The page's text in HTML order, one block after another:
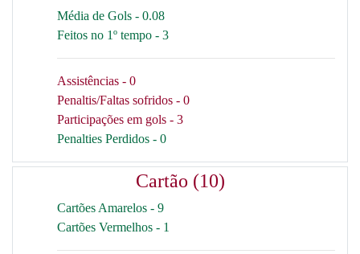
Média de Gols - 0.08
Feitos no 1º tempo - 3
Assistências - 0
Penaltis/Faltas sofridos - 0
Participações em gols - 3
Penalties Perdidos - 0
Cartão (10)
Cartões Amarelos - 9
Cartões Vermelhos - 1